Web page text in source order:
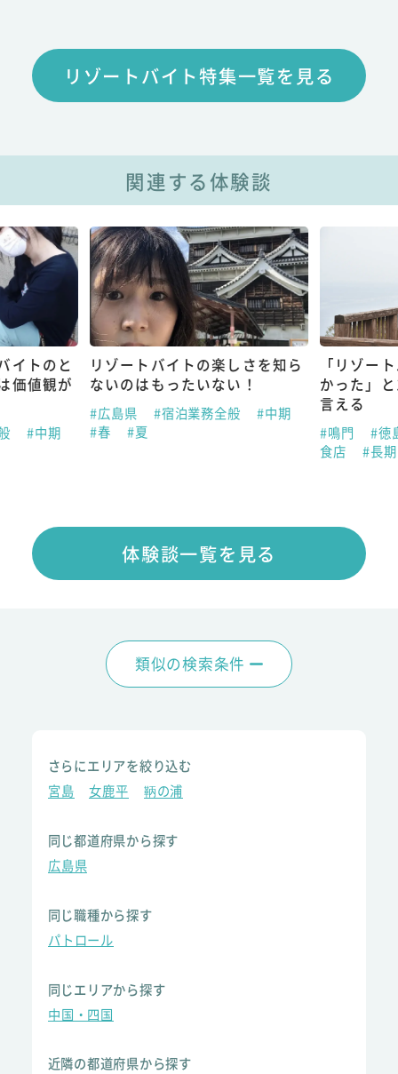
リゾートバイト特集一覧を見る
関連する体験談
イトのと
価値観が
#中期
リゾートバイトの楽しさを知ら
ないのはもったいない！
#広島県 #宿泊業務全般
#中期
#春
#夏
「リゾー
かった」
言える
#鳴門
#徳
食店
#長
体験談一覧を見る
類似の検索条件
さらにエリアを絞り込む
宮島
女鹿平 鞆の浦
同じ都道府県から探す
広島県
同じ職種から探す
パトロール
同じエリアから探す
中国・四国
近隣の都道府県から探す